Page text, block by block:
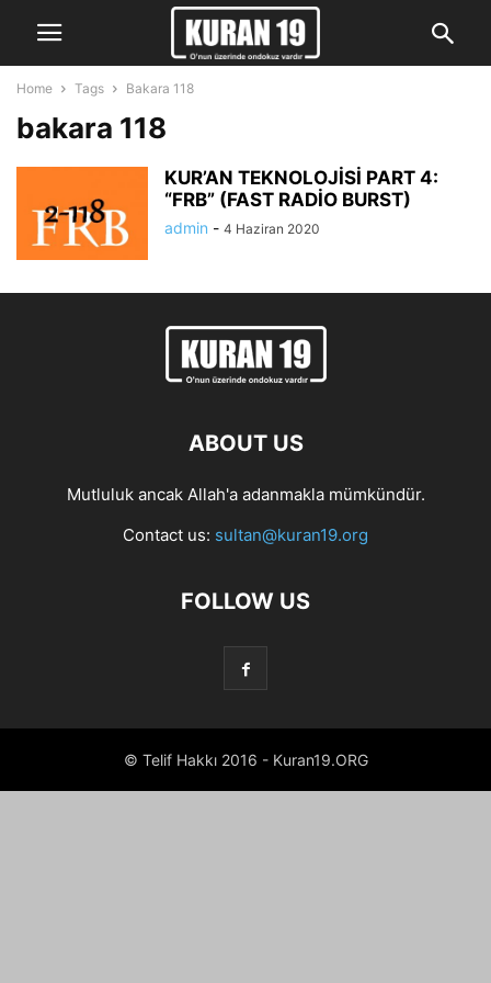
Home Tags Bakara 118
bakara 118
KUR’AN TEKNOLOJİSİ PART 4:
“FRB” (FAST RADİO BURST)
admin - 4 Haziran 2020
ABOUT US
Mutluluk ancak Allah'a adanmakla mümkündür.
Contact us: sultan@kuran19.org
FOLLOW US
© Telif Hakkı 2016 - Kuran19.ORG